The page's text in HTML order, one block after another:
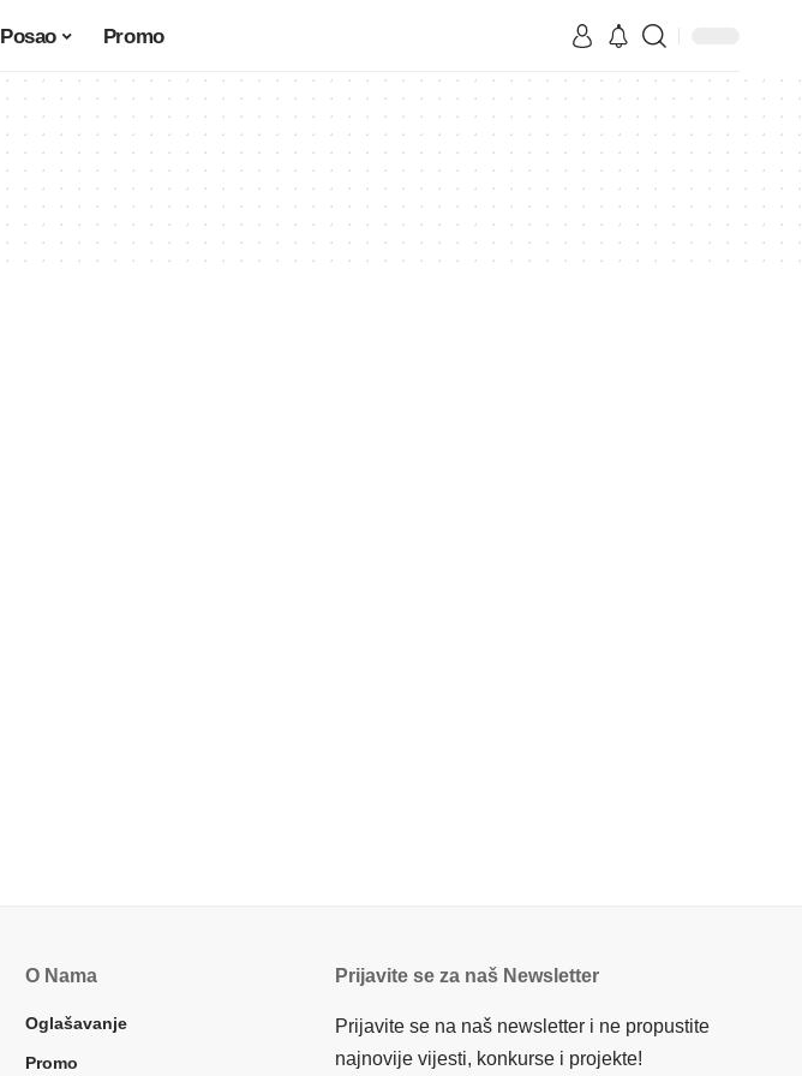
Posao Promo
O Nama
Oglašavanje
Promo
Prijavite se za naš Newsletter
Prijavite se na naš newsletter i ne propustite
najnovije vijesti, konkurse i projekte!